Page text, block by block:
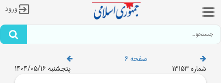
ورود
صفحه 6
شماره 13153
پنجشنبه 1404/05/16